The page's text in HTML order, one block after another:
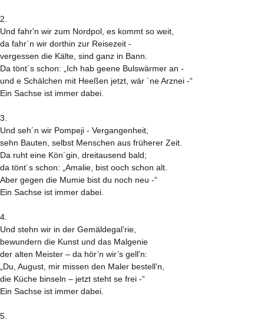
2.
Und fahr'n wir zum Nordpol, es kommt so weit,
da fahr´n wir dorthin zur Reisezeit -
vergessen die Kälte, sind ganz in Bann.
Da tönt´s schon: „Ich hab geene Bulswärmer an -
und e Schälchen mit Heeßen jetzt, wär ´ne Arznei -“
Ein Sachse ist immer dabei.
3.
Und seh´n wir Pompeji - Vergangenheit,
sehn Bauten, selbst Menschen aus früherer Zeit.
Da ruht eine Kön´gin, dreitausend bald;
da tönt´s schon: „Amalie, bist ooch schon alt.
Aber gegen die Mumie bist du noch neu -“
Ein Sachse ist immer dabei.
4.
Und stehn wir in der Gemäldegal’rie,
bewundern die Kunst und das Malgenie
der alten Meister – da hör’n wir’s gell’n:
„Du, August, mir missen den Maler bestell’n,
die Küche binseln – jetzt steht se frei -“
Ein Sachse ist immer dabei.
5.